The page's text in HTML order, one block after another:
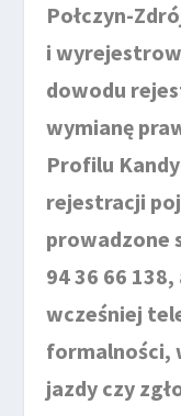
Połczyn-
i
dowodu
wymianę
Profilu
rejestracji
prowadzone
94 36 66
wcześniej
formalności,
jazdy czy